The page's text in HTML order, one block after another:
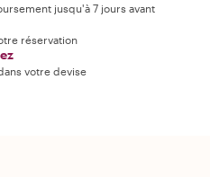
jusqu'à 7 jours avant
réservation
votre devise